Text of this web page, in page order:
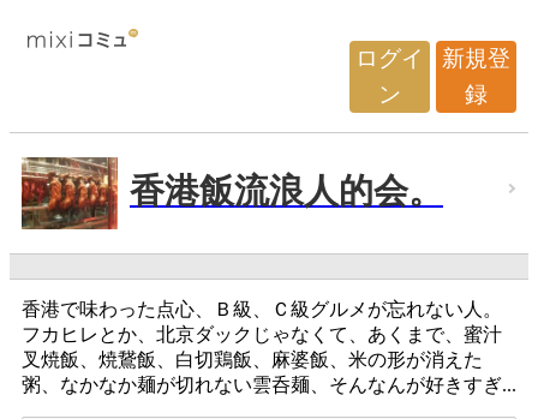
ログイ
ン
新規登
録
香港飯流浪人的会。
香港で味わった点心、Ｂ級、Ｃ級グルメが忘れない人。
フカヒレとか、北京ダックじゃなくて、あくまで、蜜汁
叉焼飯、焼鵞飯、白切鶏飯、麻婆飯、米の形が消えた
粥、なかなか麺が切れない雲呑麺、そんなんが好きすぎ...